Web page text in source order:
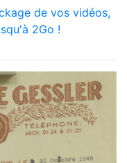
de vos vidéos,
2Go !